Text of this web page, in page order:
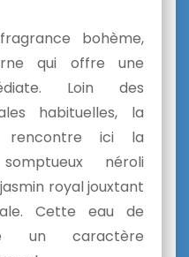
bohème,
qui offre une
Loin des
habituelles, la
rencontre ici la
néroli
royal jouxtant
Cette eau de
un caractère